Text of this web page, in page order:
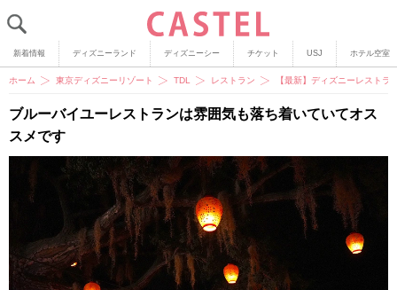
新着情報 ディズニーランド ディズニーシー チケット USJ ホテル空室
ホーム 東京ディズニーリゾート TDL レストラン 【最新】ディズニーレスト
ブルーバイユーレストランは雰囲気も落ち着いていてオス
スメです